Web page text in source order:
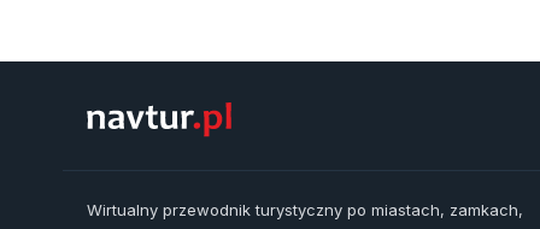
Wirtualny przewodnik turystyczny po miastach, zamkach,